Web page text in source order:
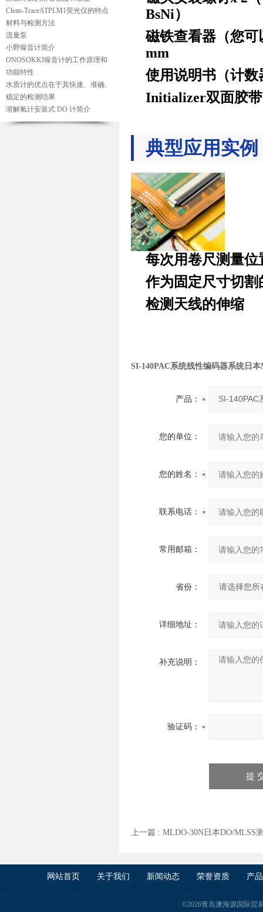
Clean-TraceATPLM1荧光仪的特点
材料与检测方法
流量泵
小野噪音计简介
ONOSOKKI噪音计的工作原理和
功能特性
水质计的优点在于其快速、准确、
稳定的检测结果
溶解氧计安装式 DO 计简介
BsNi）
磁铁查看器（您可
mm
使用说明书（计数
Initializer双面胶
典型应用实例
每次用卷尺测量位
作为固定尺寸切割
检测天线的伸缩
SI-140PAC系统线性编码器系统日
产品：
您的单位：
您的姓名：
联系电话：
常用邮箱：
省份：
详细地址：
补充说明：
验证码：
上一篇 : MLDO-30N日本DO/MLSS
网站首页 关于我们 新闻动态 荣誉资质 产
©2026青岛澳海源国际贸